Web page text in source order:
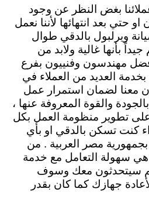
بغض النظر عن وجود
حتي بعد انتهائها لأننا نعمل
ويرلبول بالدقي طوال
بأنها غالية ولابد من
مهندسون وفنييون بفرع
بخدمة العديد من العملاء في
معنا لضمان استمرار عمل
والقوة المعروفة عنها ،
على تطوير منظومة العمل بكل
كنت تسكن بالدقي او بأي
مصر العربية . من
هي سهولة التعامل مع خدمة
سيتحدثون معك وسوف
جهازك كما كان بقدر